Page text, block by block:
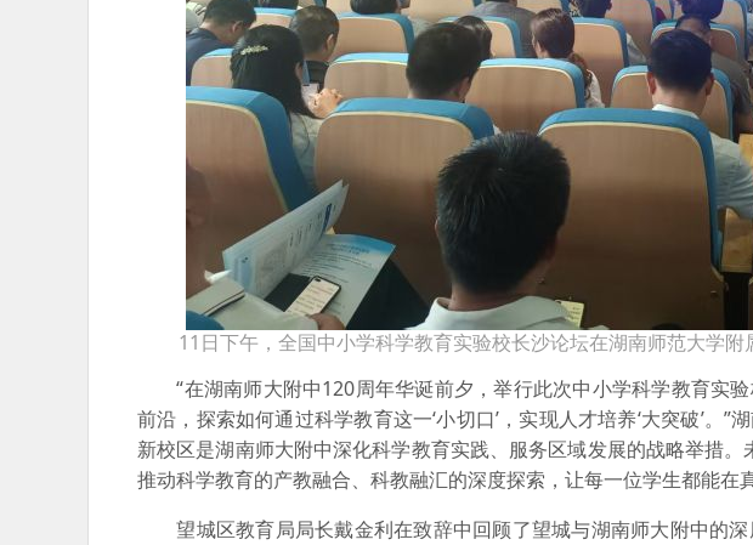
11日下午，全国中小学科学教育实验校长沙论坛在湖南师范大学附
“在湖南师大附中120周年华诞前夕，举行此次中小学科学教育实
前沿，探索如何通过科学教育这一‘小切口’，实现人才培养‘大突破’。
新校区是湖南师大附中深化科学教育实践、服务区域发展的战略举措。
推动科学教育的产教融合、科教融汇的深度探索，让每一位学生都能在
望城区教育局局长戴金利在致辞中回顾了望城与湖南师大附中的深